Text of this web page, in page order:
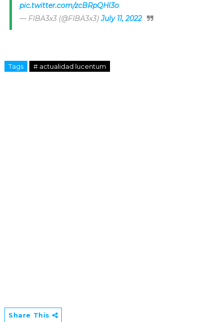
pic.twitter.com/zcBRpQHl3o
— FIBA3x3 (@FIBA3x3)July 11, 2022
Tags # actualidad lucentum
Share This